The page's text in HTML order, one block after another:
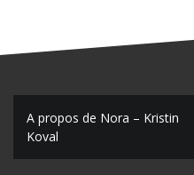
N
a
A propos de Nora – Kristin
Koval